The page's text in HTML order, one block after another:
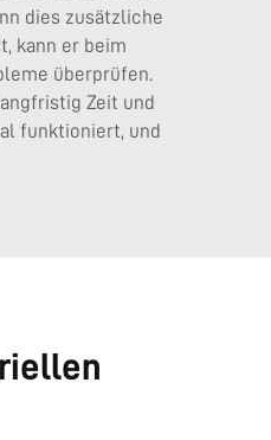
dies zusätzliche
kann er beim
überprüfen.
Zeit und
funktioniert, und